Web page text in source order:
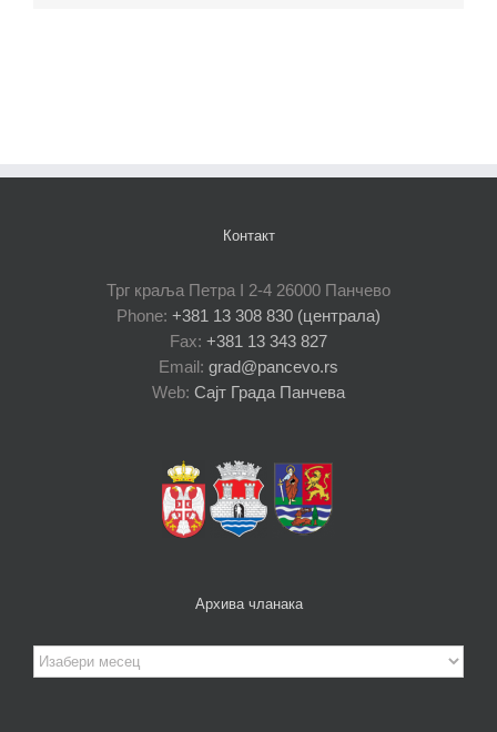
Контакт
Трг краља Петра I 2-4 26000 Панчево
Phone: +381 13 308 830 (централа)
Fax: +381 13 343 827
Email: grad@pancevo.rs
Web: Сајт Града Панчева
Архива чланака
Архива
чланака